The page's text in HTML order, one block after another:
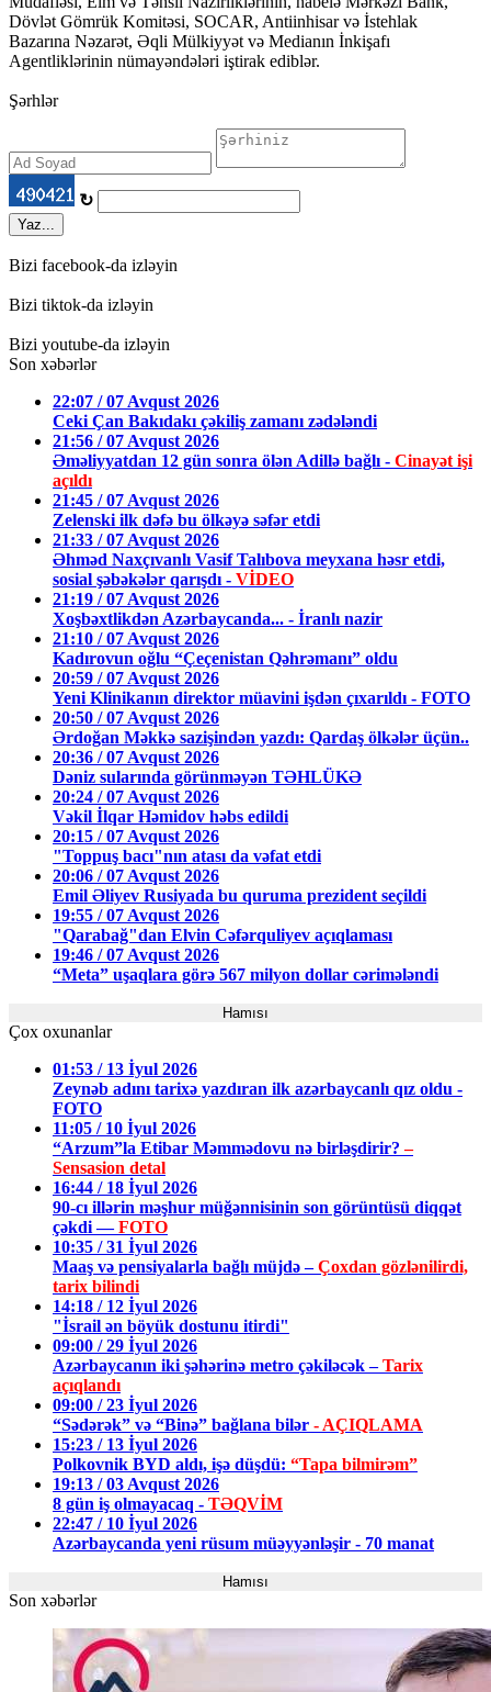
Dövlət Gömrük Komitəsi, SOCAR, Antiinhisar və İstehlak
Bazarına Nəzarət, Əqli Mülkiyyət və Medianın İnkişafı
Agentliklərinin nümayəndələri iştirak ediblər.
Şərhlər
↻
Yaz...
Bizi facebook-da izləyin
Bizi tiktok-da izləyin
Bizi youtube-da izləyin
Son xəbərlər
22:07 / 07 Avqust 2026
Ceki Çan Bakıdakı çəkiliş zamanı zədələndi
21:56 / 07 Avqust 2026
Əməliyyatdan 12 gün sonra ölən Adillə bağlı - Cinayət işi
açıldı
21:45 / 07 Avqust 2026
Zelenski ilk dəfə bu ölkəyə səfər etdi
21:33 / 07 Avqust 2026
Əhməd Naxçıvanlı Vasif Talıbova meyxana həsr etdi,
sosial şəbəkələr qarışdı - VİDEO
21:19 / 07 Avqust 2026
Xoşbəxtlikdən Azərbaycanda... - İranlı nazir
21:10 / 07 Avqust 2026
Kadırovun oğlu “Çeçenistan Qəhrəmanı” oldu
20:59 / 07 Avqust 2026
Yeni Klinikanın direktor müavini işdən çıxarıldı - FOTO
20:50 / 07 Avqust 2026
Ərdoğan Məkkə sazişindən yazdı: Qardaş ölkələr üçün..
20:36 / 07 Avqust 2026
Dəniz sularında görünməyən TƏHLÜKƏ
20:24 / 07 Avqust 2026
Vəkil İlqar Həmidov həbs edildi
20:15 / 07 Avqust 2026
"Toppuş bacı"nın atası da vəfat etdi
20:06 / 07 Avqust 2026
Emil Əliyev Rusiyada bu quruma prezident seçildi
19:55 / 07 Avqust 2026
"Qarabağ"dan Elvin Cəfərquliyev açıqlaması
19:46 / 07 Avqust 2026
“Meta” uşaqlara görə 567 milyon dollar cərimələndi
Hamısı
Çox oxunanlar
01:53 / 13 İyul 2026
Zeynəb adını tarixə yazdıran ilk azərbaycanlı qız oldu -
FOTO
11:05 / 10 İyul 2026
“Arzum”la Etibar Məmmədovu nə birləşdirir?–
Sensasion detal
16:44 / 18 İyul 2026
90-cı illərin məşhur müğənnisinin son görüntüsü diqqət
çəkdi —FOTO
10:35 / 31 İyul 2026
Maaş və pensiyalarla bağlı müjdə –Çoxdan gözlənilirdi,
tarix bilindi
14:18 / 12 İyul 2026
"İsrail ən böyük dostunu itirdi"
09:00 / 29 İyul 2026
Azərbaycanın iki şəhərinə metro çəkiləcək –Tarix
açıqlandı
09:00 / 23 İyul 2026
“Sədərək” və “Binə” bağlana bilər - AÇIQLAMA
15:23 / 13 İyul 2026
Polkovnik BYD aldı, işə düşdü: “Tapa bilmirəm”
19:13 / 03 Avqust 2026
8 gün iş olmayacaq - TƏQVİM
22:47 / 10 İyul 2026
Azərbaycanda yeni rüsum müəyyənləşir - 70 manat
Hamısı
Son xəbərlər